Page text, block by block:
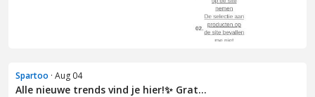
Spartoo · Aug 04
Alle nieuwe trends vind je hier!✨ Grat...